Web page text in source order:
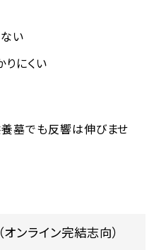
い
にくい
墓でも反響は伸びませ
ンライン完結志向）